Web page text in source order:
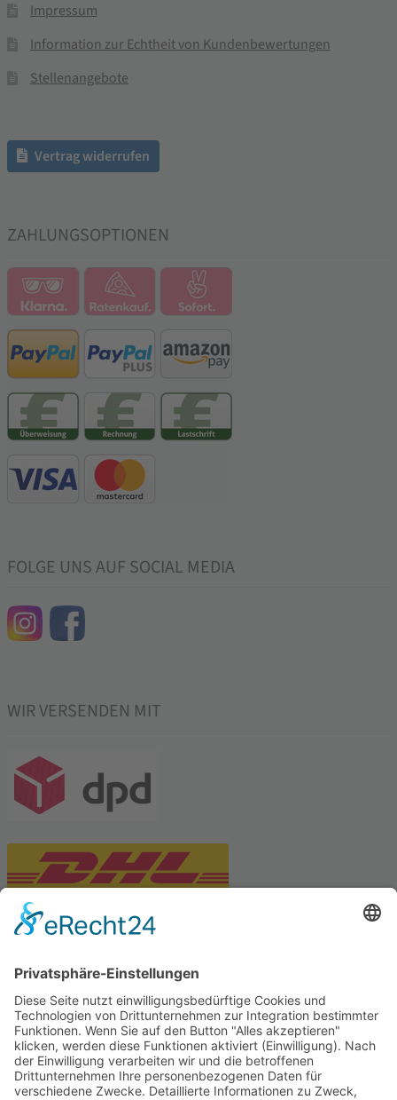
Impressum
Information zur Echtheit von Kundenbewertungen
Stellenangebote
Vertrag widerrufen
ZAHLUNGSOPTIONEN
FOLGE UNS AUF SOCIAL MEDIA
WIR VERSENDEN MIT
Tekal – Textile Lebensqualität
Exklusive moderne & Orientteppiche
Feuerwerk XXL
Pyrotechnik online bestellen